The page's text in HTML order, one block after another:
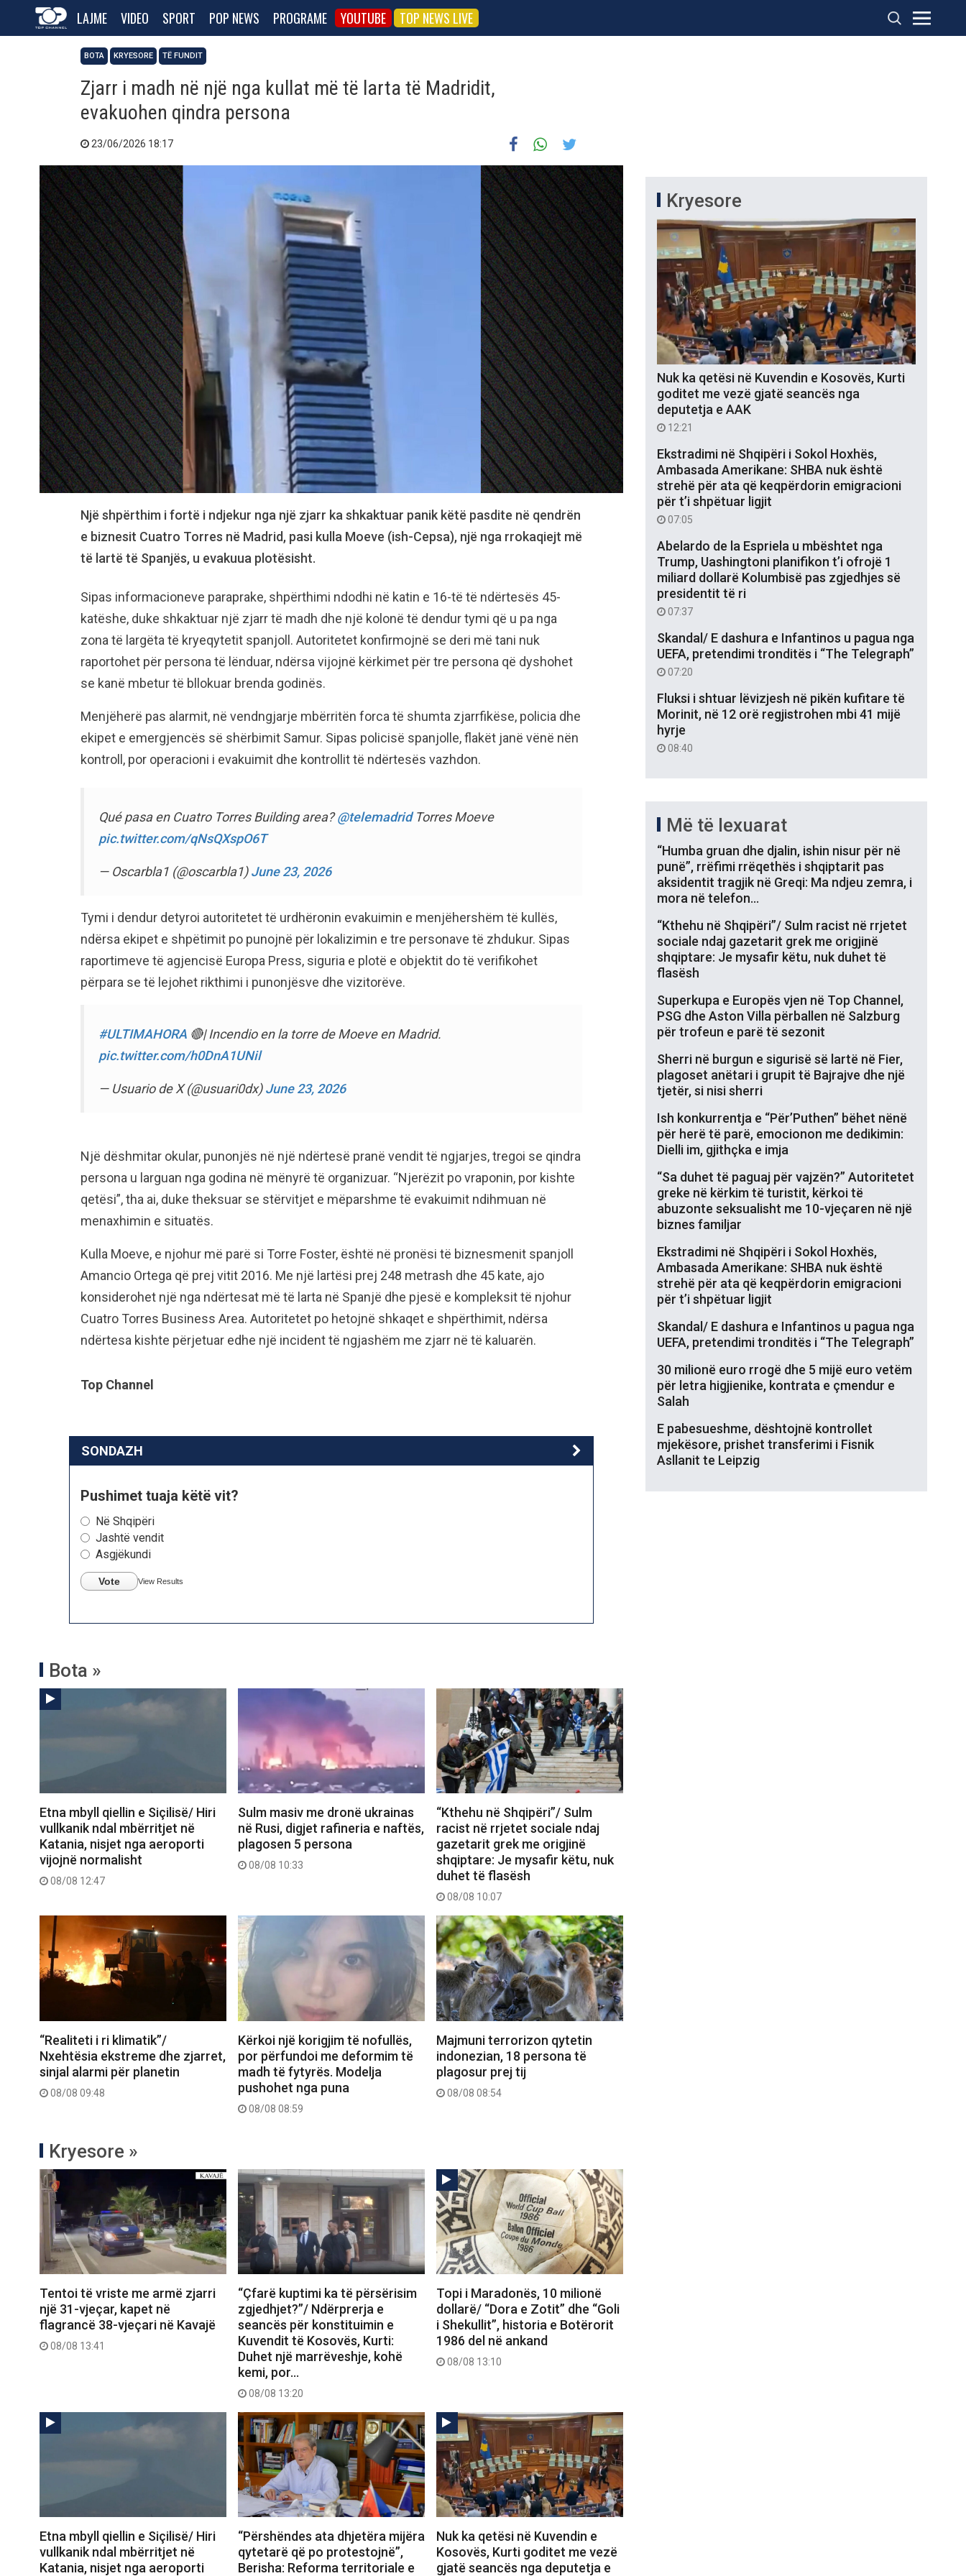
LAJME VIDEO SPORT POP NEWS PROGRAME YOUTUBE TOP NEWS LIVE
BOTA KRYESORE TË FUNDIT
Zjarr i madh në një nga kullat më të larta të Madridit,
evakuohen qindra persona
23/06/2026 18:17
Një shpërthim i fortë i ndjekur nga një zjarr ka shkaktuar panik këtë pasdite në qendrën
e biznesit Cuatro Torres në Madrid, pasi kulla Moeve (ish-Cepsa), një nga rrokaqiejt më
të lartë të Spanjës, u evakuua plotësisht.
Sipas informacioneve paraprake, shpërthimi ndodhi në katin e 16-të të ndërtesës 45-
katëshe, duke shkaktuar një zjarr të madh dhe një kolonë të dendur tymi që u pa nga
zona të largëta të kryeqytetit spanjoll. Autoritetet konfirmojnë se deri më tani nuk
raportohet për persona të lënduar, ndërsa vijojnë kërkimet për tre persona që dyshohet
se kanë mbetur të bllokuar brenda godinës.
Menjëherë pas alarmit, në vendngjarje mbërritën forca të shumta zjarrfikëse, policia dhe
ekipet e emergjencës së shërbimit Samur. Sipas policisë spanjolle, flakët janë vënë nën
kontroll, por operacioni i evakuimit dhe kontrollit të ndërtesës vazhdon.
Qué pasa en Cuatro Torres Building area?@telemadridTorres Moeve
pic.twitter.com/qNsQXspO6T
— Oscarbla1 (@oscarbla1)June 23, 2026
Tymi i dendur detyroi autoritetet të urdhëronin evakuimin e menjëhershëm të kullës,
ndërsa ekipet e shpëtimit po punojnë për lokalizimin e tre personave të zhdukur. Sipas
raportimeve të agjencisë Europa Press, siguria e plotë e objektit do të verifikohet
përpara se të lejohet rikthimi i punonjësve dhe vizitorëve.
#ULTIMAHORA 🔴| Incendio en la torre de Moeve en Madrid.
pic.twitter.com/h0DnA1UNil
— Usuario de X (@usuari0dx)June 23, 2026
Një dëshmitar okular, punonjës në një ndërtesë pranë vendit të ngjarjes, tregoi se qindra
persona u larguan nga godina në mënyrë të organizuar. “Njerëzit po vraponin, por kishte
qetësi”, tha ai, duke theksuar se stërvitjet e mëparshme të evakuimit ndihmuan në
menaxhimin e situatës.
Kulla Moeve, e njohur më parë si Torre Foster, është në pronësi të biznesmenit spanjoll
Amancio Ortega që prej vitit 2016. Me një lartësi prej 248 metrash dhe 45 kate, ajo
konsiderohet një nga ndërtesat më të larta në Spanjë dhe pjesë e kompleksit të njohur
Cuatro Torres Business Area. Autoritetet po hetojnë shkaqet e shpërthimit, ndërsa
ndërtesa kishte përjetuar edhe një incident të ngjashëm me zjarr në të kaluarën.
Top Channel
SONDAZH
Pushimet tuaja këtë vit?
Në Shqipëri
Jashtë vendit
Asgjëkundi
Vote View Results
Bota »
Etna mbyll qiellin e Siçilisë/ Hiri
vullkanik ndal mbërritjet në
Katania, nisjet nga aeroporti
vijojnë normalisht
08/08 12:47
Sulm masiv me dronë ukrainas
në Rusi, digjet rafineria e naftës,
plagosen 5 persona
08/08 10:33
“Kthehu në Shqipëri”/ Sulm
racist në rrjetet sociale ndaj
gazetarit grek me origjinë
shqiptare: Je mysafir këtu, nuk
duhet të flasësh
08/08 10:07
“Realiteti i ri klimatik”/
Nxehtësia ekstreme dhe zjarret,
sinjal alarmi për planetin
08/08 09:48
Kërkoi një korigjim të nofullës,
por përfundoi me deformim të
madh të fytyrës. Modelja
pushohet nga puna
08/08 08:59
Majmuni terrorizon qytetin
indonezian, 18 persona të
plagosur prej tij
08/08 08:54
Kryesore »
Tentoi të vriste me armë zjarri
një 31-vjeçar, kapet në
flagrancë 38-vjeçari në Kavajë
08/08 13:41
“Çfarë kuptimi ka të përsërisim
zgjedhjet?”/ Ndërprerja e
seancës për konstituimin e
Kuvendit të Kosovës, Kurti:
Duhet një marrëveshje, kohë
kemi, por…
08/08 13:20
Topi i Maradonës, 10 milionë
dollarë/ “Dora e Zotit” dhe “Goli
i Shekullit”, historia e Botërorit
1986 del në ankand
08/08 13:10
Etna mbyll qiellin e Siçilisë/ Hiri
vullkanik ndal mbërritjet në
Katania, nisjet nga aeroporti
“Përshëndes ata dhjetëra mijëra
qytetarë që po protestojnë”,
Berisha: Reforma territoriale e
Nuk ka qetësi në Kuvendin e
Kosovës, Kurti goditet me vezë
gjatë seancës nga deputetja e
Kryesore
Nuk ka qetësi në Kuvendin e Kosovës, Kurti
goditet me vezë gjatë seancës nga
deputetja e AAK
12:21
Ekstradimi në Shqipëri i Sokol Hoxhës,
Ambasada Amerikane: SHBA nuk është
strehë për ata që keqpërdorin emigracioni
për t’i shpëtuar ligjit
07:05
Abelardo de la Espriela u mbështet nga
Trump, Uashingtoni planifikon t’i ofrojë 1
miliard dollarë Kolumbisë pas zgjedhjes së
presidentit të ri
07:37
Skandal/ E dashura e Infantinos u pagua nga
UEFA, pretendimi tronditës i “The Telegraph”
07:20
Fluksi i shtuar lëvizjesh në pikën kufitare të
Morinit, në 12 orë regjistrohen mbi 41 mijë
hyrje
08:40
Më të lexuarat
“Humba gruan dhe djalin, ishin nisur për në
punë”, rrëfimi rrëqethës i shqiptarit pas
aksidentit tragjik në Greqi: Ma ndjeu zemra, i
mora në telefon…
“Kthehu në Shqipëri”/ Sulm racist në rrjetet
sociale ndaj gazetarit grek me origjinë
shqiptare: Je mysafir këtu, nuk duhet të
flasësh
Superkupa e Europës vjen në Top Channel,
PSG dhe Aston Villa përballen në Salzburg
për trofeun e parë të sezonit
Sherri në burgun e sigurisë së lartë në Fier,
plagoset anëtari i grupit të Bajrajve dhe një
tjetër, si nisi sherri
Ish konkurrentja e “Për’Puthen” bëhet nënë
për herë të parë, emocionon me dedikimin:
Dielli im, gjithçka e imja
“Sa duhet të paguaj për vajzën?” Autoritetet
greke në kërkim të turistit, kërkoi të
abuzonte seksualisht me 10-vjeçaren në një
biznes familjar
Ekstradimi në Shqipëri i Sokol Hoxhës,
Ambasada Amerikane: SHBA nuk është
strehë për ata që keqpërdorin emigracioni
për t’i shpëtuar ligjit
Skandal/ E dashura e Infantinos u pagua nga
UEFA, pretendimi tronditës i “The Telegraph”
30 milionë euro rrogë dhe 5 mijë euro vetëm
për letra higjienike, kontrata e çmendur e
Salah
E pabesueshme, dështojnë kontrollet
mjekësore, prishet transferimi i Fisnik
Asllanit te Leipzig